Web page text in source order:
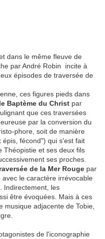
dans le même fleuve de
par André Robin incite à
épisodes de traversée de
ces figures pieds dans
le Baptème du Christ par
que ces traversées
par la conversion du
phore, soit de manière
fécond") qui s'est fait
Théopistie et ses deux fils
ses proches.
de la Mer Rouge par
le caractère irrévocable
Indirectement, les
être évoquées. Mais à ces
adjacente de Tobie,
de l'iconographie